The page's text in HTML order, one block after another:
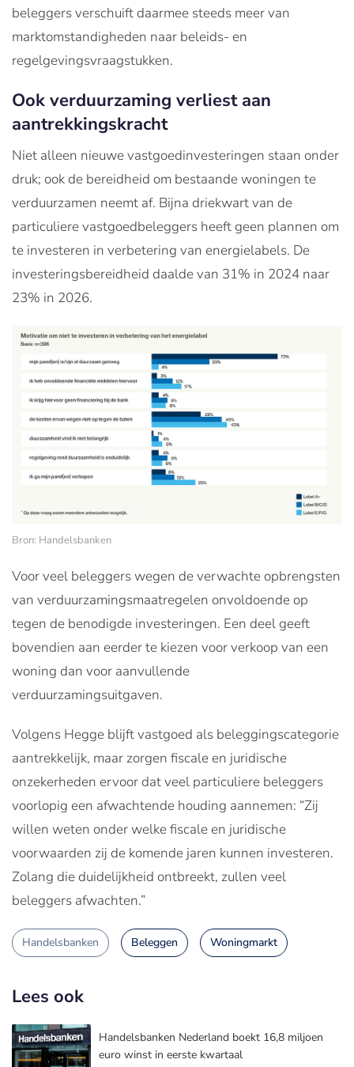
beleggers verschuift daarmee steeds meer van
marktomstandigheden naar beleids- en
regelgevingsvraagstukken.
Ook verduurzaming verliest aan
aantrekkingskracht
Niet alleen nieuwe vastgoedinvesteringen staan onder
druk; ook de bereidheid om bestaande woningen te
verduurzamen neemt af. Bijna driekwart van de
particuliere vastgoedbeleggers heeft geen plannen om
te investeren in verbetering van energielabels. De
investeringsbereidheid daalde van 31% in 2024 naar
23% in 2026.
Bron: Handelsbanken
Voor veel beleggers wegen de verwachte opbrengsten
van verduurzamingsmaatregelen onvoldoende op
tegen de benodigde investeringen. Een deel geeft
bovendien aan eerder te kiezen voor verkoop van een
woning dan voor aanvullende
verduurzamingsuitgaven.
Volgens Hegge blijft vastgoed als beleggingscategorie
aantrekkelijk, maar zorgen fiscale en juridische
onzekerheden ervoor dat veel particuliere beleggers
voorlopig een afwachtende houding aannemen: “Zij
willen weten onder welke fiscale en juridische
voorwaarden zij de komende jaren kunnen investeren.
Zolang die duidelijkheid ontbreekt, zullen veel
beleggers afwachten.”
Handelsbanken Beleggen Woningmarkt
Lees ook
Handelsbanken Nederland boekt 16,8 miljoen
euro winst in eerste kwartaal